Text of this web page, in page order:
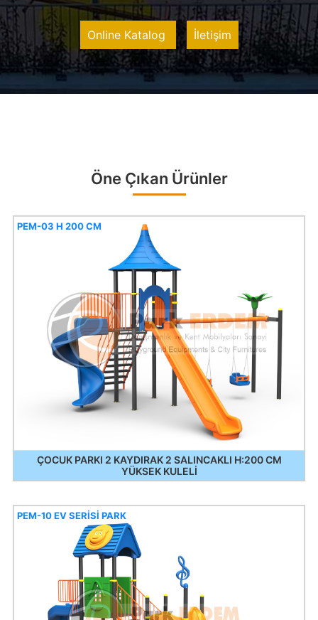
Online Katalog İletişim
Öne Çıkan Ürünler
ÇOCUK PARKI 2 KAYDIRAK 2 SALINCAKLI H:200 CM
YÜKSEK KULELİ
PEM-03 H 200 CM
PEM-10 EV SERİSİ PARK